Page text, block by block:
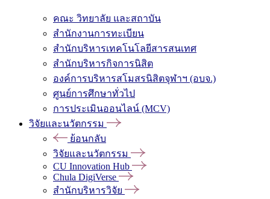
คณะ วิทยาลัย และสถาบัน
สำนักงานการทะเบียน
สำนักบริหารเทคโนโลยีสารสนเทศ
สำนักบริหารกิจการนิสิต
องค์การบริหารสโมสรนิสิตจุฬาฯ (อบจ.)
ศูนย์การศึกษาทั่วไป
การประเมินออนไลน์ (MCV)
วิจัยและนวัตกรรม
ย้อนกลับ
วิจัยและนวัตกรรม
CU Innovation Hub
Chula DigiVerse
สำนักบริหารวิจัย